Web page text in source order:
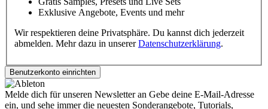
Exklusive Angebote, Events und mehr
Wir respektieren deine Privatsphäre. Du kannst dich jederzeit
abmelden. Mehr dazu in unsererDatenschutzerklärung.
Melde dich für unseren Newsletter an Gebe deine E-Mail-Adresse
ein, und sehe immer die neuesten Sonderangebote, Tutorials,